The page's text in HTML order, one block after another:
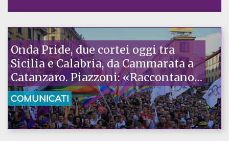
Onda Pride, due cortei oggi tra
Sicilia e Calabria, da Cammarata a
Catanzaro. Piazzoni: «Raccontano
la nostra ostinazione»
COMUNICATI